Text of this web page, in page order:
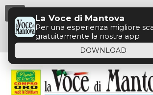
La Voce di Mantova
Per una esperienza migliore
gratuitamente la nostra app
DOWNLOAD
Menu